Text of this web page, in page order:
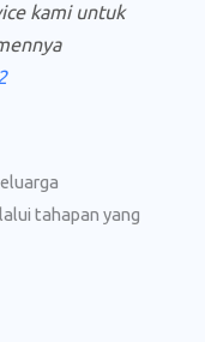
kami untuk
tahapan yang